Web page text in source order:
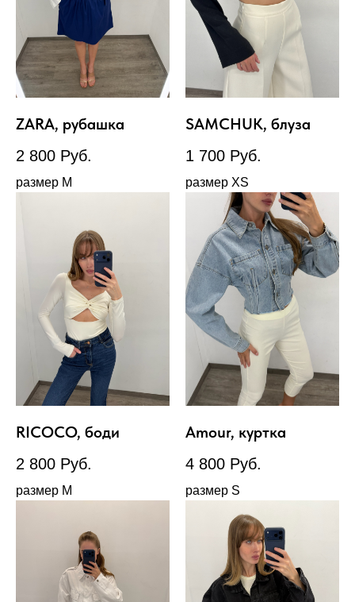
ZARA, рубашка
2 800 Руб.
размер М
SAMCHUK, блуза
1 700 Руб.
размер XS
RICOCO, боди
2 800 Руб.
размер М
Amour, куртка
4 800 Руб.
размер S